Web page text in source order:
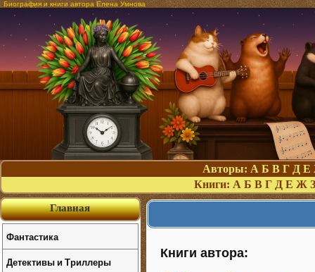
Биография и книги автора Елена Умнова
Авторы: А Б В Г Д Е
Книги: А Б В Г Д Е Ж З
Книги автора:
Главная
Фантастика
Детективы и Триллеры